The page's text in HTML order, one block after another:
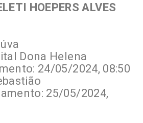
HOEPERS ALVES
Dona Helena
24/05/2024, 08:50
25/05/2024,